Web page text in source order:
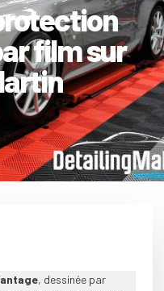
film sur
, dessinée par